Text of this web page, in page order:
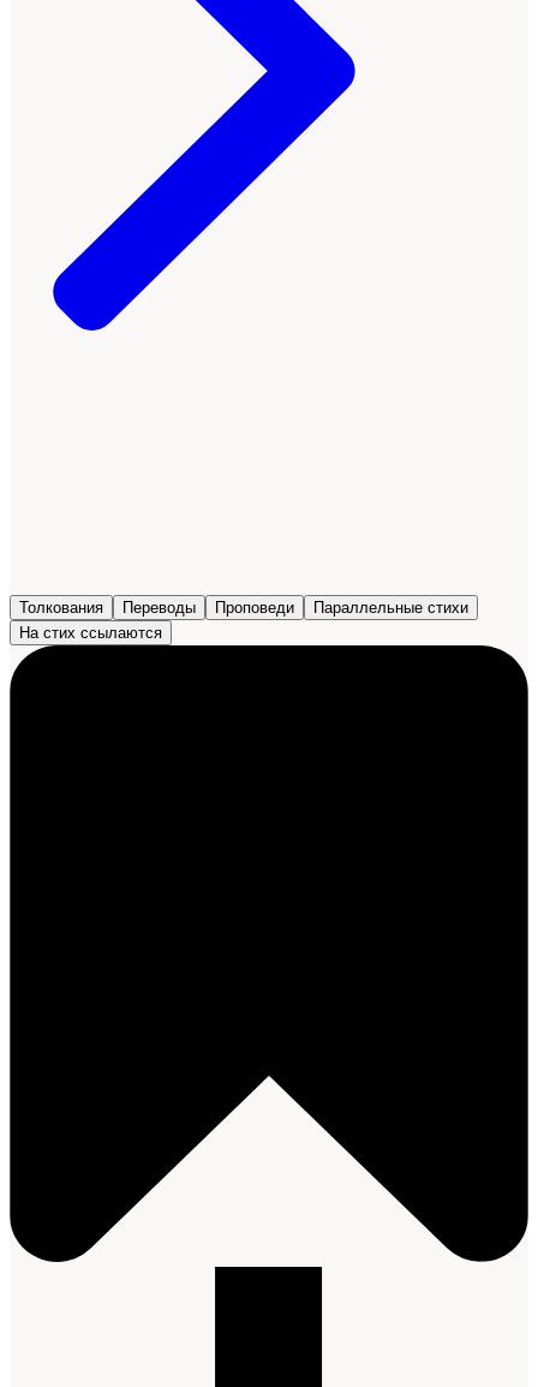
Толкования Переводы Проповеди
Параллельные стихи
На стих ссылаются